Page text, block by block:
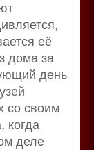
её
дома за
день
со своим
когда
деле